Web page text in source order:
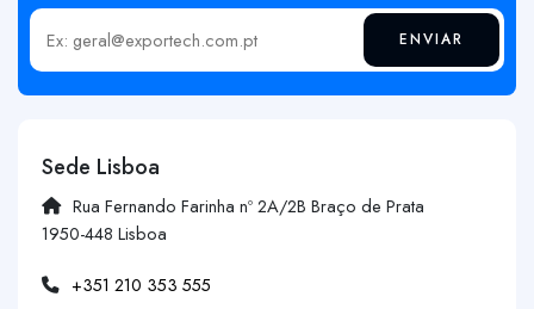
Insira o seu email ENVIAR
Sede Lisboa
Rua Fernando Farinha nº 2A/2B Braço de Prata
1950-448 Lisboa
+351 210 353 555